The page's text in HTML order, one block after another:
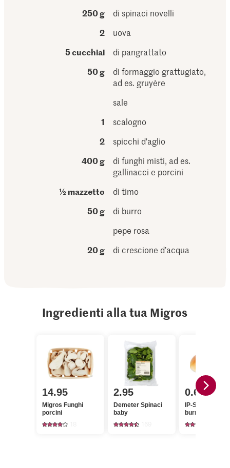
250 g
di spinaci novelli
2
uova
5 cucchiai
di pangrattato
50 g
di formaggio grattugiato,
ad es. gruyère
sale
1
scalogno
2
spicchi d'aglio
400 g
di funghi misti, ad es.
gallinacci e porcini
½ mazzetto
di timo
50 g
di burro
pepe rosa
20 g
di crescione d’acqua
Ingredienti alla tua Migros
14.95
Migros Funghi
porcini
2.95
Demeter Spinaci
baby
0.65
IP-SUISSE
burro